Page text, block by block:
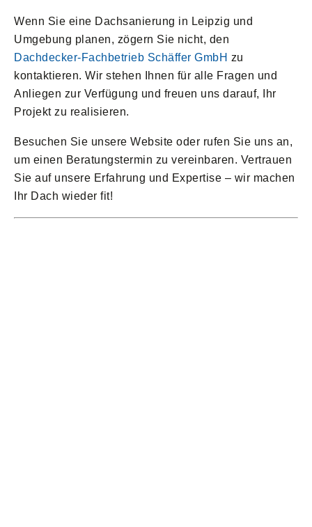
Wenn Sie eine Dachsanierung in Leipzig und
Umgebung planen, zögern Sie nicht, den
Dachdecker-Fachbetrieb Schäffer GmbH zu
kontaktieren. Wir stehen Ihnen für alle Fragen und
Anliegen zur Verfügung und freuen uns darauf, Ihr
Projekt zu realisieren.
Besuchen Sie unsere Website oder rufen Sie uns an,
um einen Beratungstermin zu vereinbaren. Vertrauen
Sie auf unsere Erfahrung und Expertise – wir machen
Ihr Dach wieder fit!